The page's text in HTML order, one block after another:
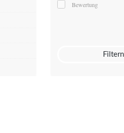
Bewertung
Filtern